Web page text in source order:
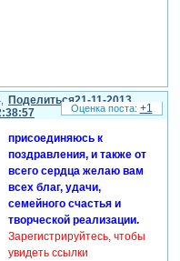
Зарегистрируйтесь, чтобы
увидеть ссылки
Зарегистрируйтесь, чтобы
увидеть ссылки
Поделиться21-11-2013
присоединяюсь к
поздравления, и также от
всего сердца желаю вам
всех благ, удачи,
семейного счастья и
творческой реализации.
Зарегистрируйтесь, чтобы
увидеть ссылки
+1